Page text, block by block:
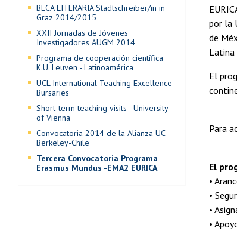
por la
de
Latina
El
Para
El
•
•
•
•
BECA LITERARIA Stadtschreiber/in in
Graz 2014/2015
XXII Jornadas de Jóvenes
Investigadores AUGM 2014
Programa de cooperación científica
K.U. Leuven - Latinoamérica
UCL International Teaching Excellence
Bursaries
Short-term teaching visits - University
of Vienna
Convocatoria 2014 de la Alianza UC
Berkeley-Chile
Tercera Convocatoria Programa
Erasmus Mundus -EMA2 EURICA